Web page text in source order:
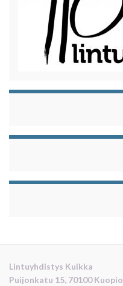
Lintuyhdistys Kuikka
Puijonkatu 15, 70100 Kuopio